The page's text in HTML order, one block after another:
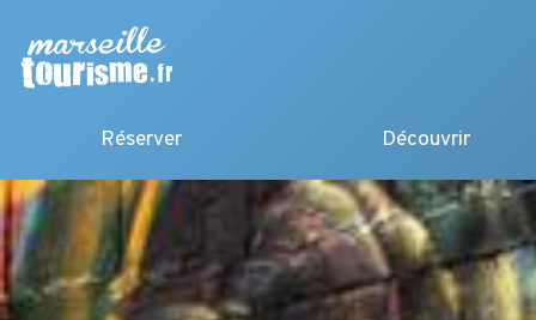
Réserver Découvrir